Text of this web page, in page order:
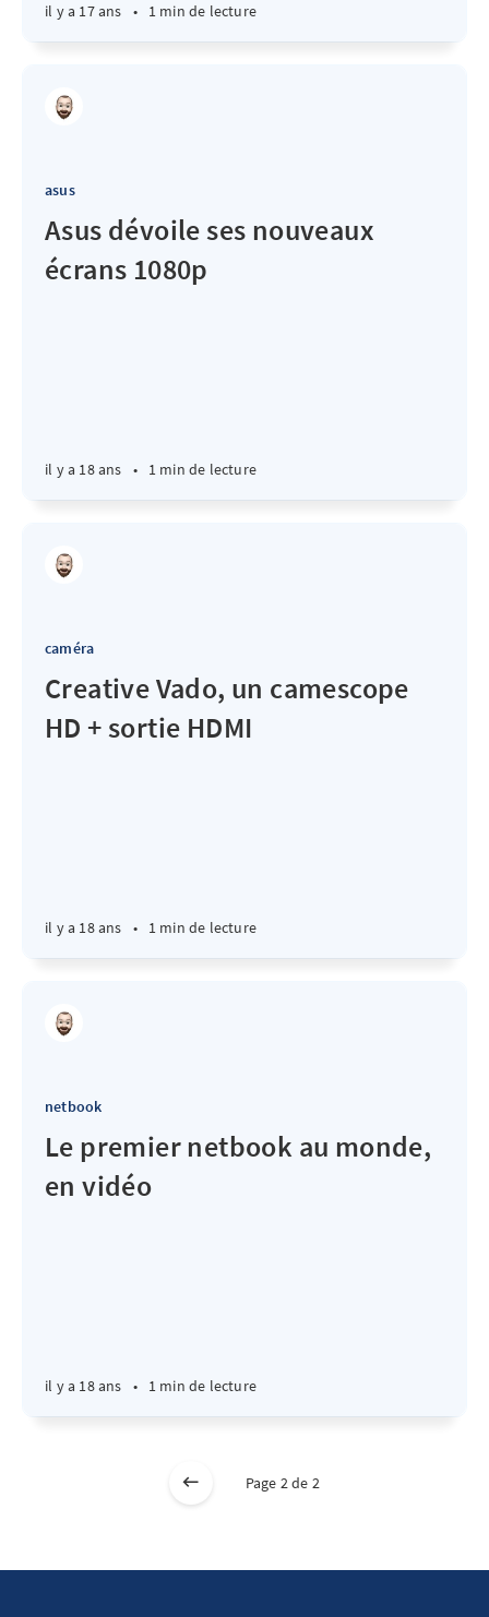
il y a 17 ans • 1 min de lecture
asus
Asus dévoile ses nouveaux
écrans 1080p
il y a 18 ans • 1 min de lecture
caméra
Creative Vado, un camescope
HD + sortie HDMI
il y a 18 ans • 1 min de lecture
netbook
Le premier netbook au monde,
en vidéo
il y a 18 ans • 1 min de lecture
Page 2 de 2